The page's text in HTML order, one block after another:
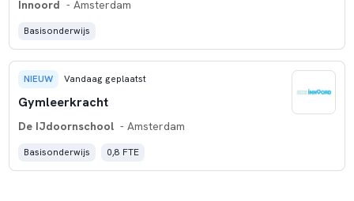
Innoord - Amsterdam
Basisonderwijs
NIEUW Vandaag geplaatst
Gymleerkracht
De IJdoornschool - Amsterdam
Basisonderwijs 0,8 FTE